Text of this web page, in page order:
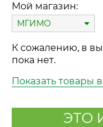
Мой магазин:
МГИМО
К сожалению, в
пока нет.
Показать товары
ЭТО